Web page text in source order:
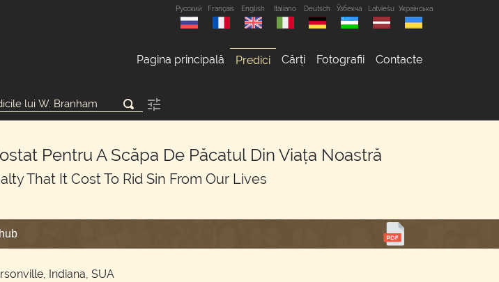
Русский Français English Italiano Deutsch Ўзбекча Latviešu Українська
Pagina principală Predici Cărți Fotografii Contacte
Pentru A Scăpa De Păcatul Din Viața Noastră
That It Cost To Rid Sin From Our Lives
Indiana, SUA